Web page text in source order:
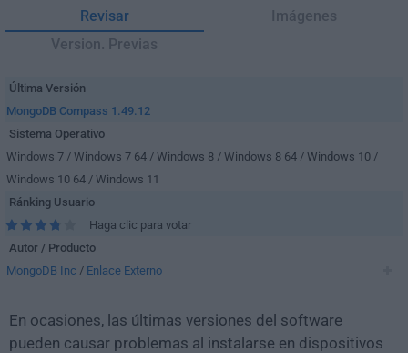
Revisar
Imágenes
Version. Previas
Última Versión
MongoDB Compass 1.49.12
Sistema Operativo
Windows 7 / Windows 7 64 / Windows 8 / Windows 8 64 / Windows 10 /
Windows 10 64 / Windows 11
Ránking Usuario
Haga clic para votar
Autor / Producto
MongoDB Inc / Enlace Externo
En ocasiones, las últimas versiones del software
pueden causar problemas al instalarse en dispositivos